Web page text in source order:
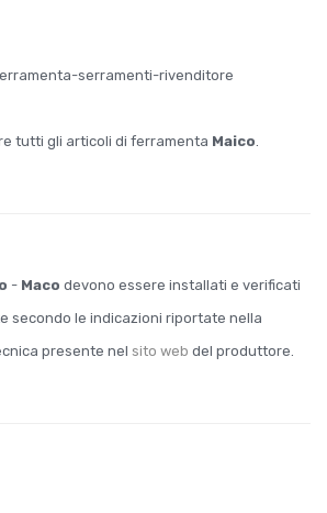
tutti gli articoli di ferramenta Maico.
- Maco devono essere installati e verificati
secondo le indicazioni riportate nella
presente nel sito web del produttore.